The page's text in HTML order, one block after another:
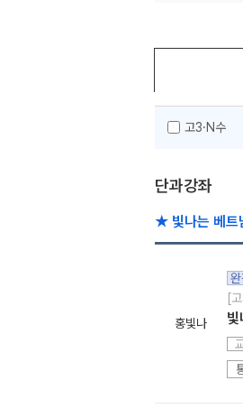
고3·N수
단과강좌
★ 빛나는 베트
홍빛나
[